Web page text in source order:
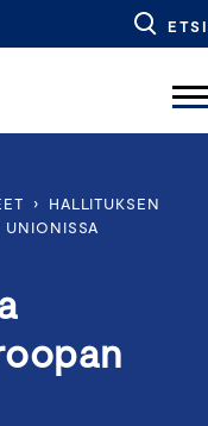
ETSI
›
HALLITUKSEN
UNIONISSA